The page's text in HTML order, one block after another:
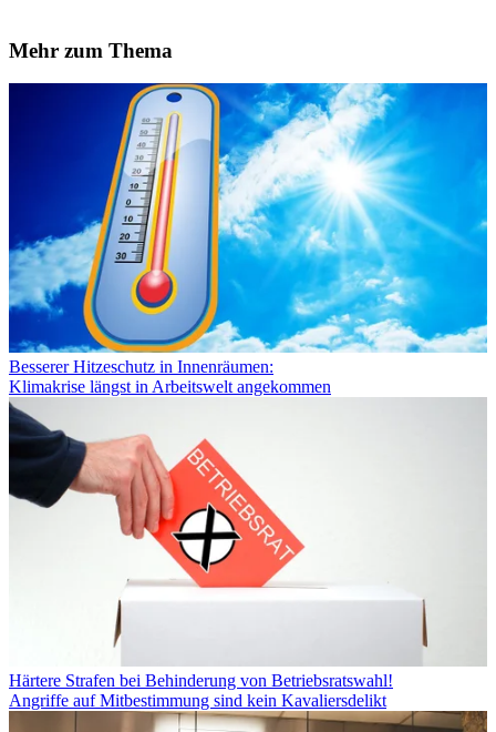
Mehr zum Thema
Besserer Hitzeschutz in Innenräumen:
Klimakrise längst in Arbeitswelt angekommen
Härtere Strafen bei Behinderung von Betriebsratswahl!
Angriffe auf Mitbestimmung sind kein Kavaliersdelikt